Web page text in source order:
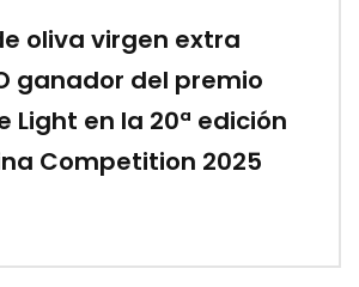
oliva virgen extra
ganador del premio
Light en la 20ª edición
Competition 2025